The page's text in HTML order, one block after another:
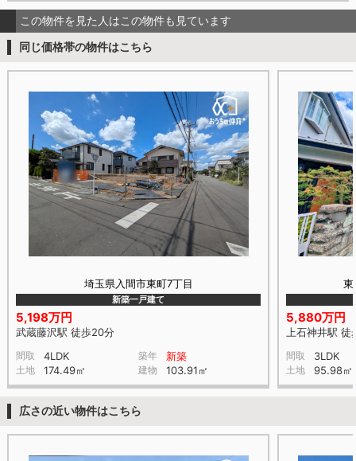
この物件を見た人はこの物件も見ています
同じ価格帯の物件はこちら
埼玉県入間市東町7丁目
新築一戸建て
5,198万円
武蔵藤沢駅 徒歩20分
間取 4LDK 築年 新築
土地 174.49㎡ 建物 103.91㎡
東
5,880万円
上石神井駅 徒
間取 3LDK
土地 95.98㎡
広さの近い物件はこちら